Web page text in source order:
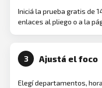
Iniciá la prueba gratis de
enlaces al pliego o a la
3 Ajustá el foco
Elegí departamentos,